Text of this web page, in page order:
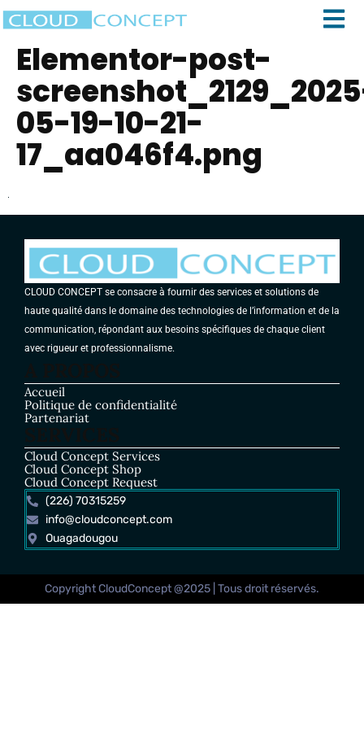
Elementor-post-
05-19-10-21-
17_aa046f4.png
CLOUD CONCEPT se consacre à fournir des services et solutions de
haute qualité dans le domaine des technologies de l’information et de la
communication, répondant aux besoins spécifiques de chaque client
avec rigueur et professionnalisme.
Accueil
Politique de confidentialité
Partenariat
Cloud Concept Services
Cloud Concept Shop
Cloud Concept Request
(226) 70315259
info@cloudconcept.com
Ouagadougou
Copyright CloudConcept @2025 | Tous droit réservés.